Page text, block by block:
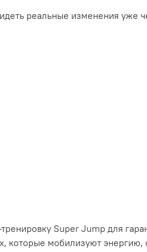
реальные изменения уже
Super Jump для
которые мобилизуют